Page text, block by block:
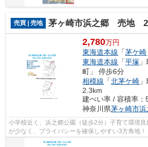
売買 | 売地 茅ヶ崎市浜之郷 売地
2,780万円
東海道本線 「茅ケ崎
東海道本線 「平塚
町」 停歩6分
相模線 「北茅ケ崎
2.3km
建ぺい率 / 容積率：
神奈川県茅ヶ崎市浜
小学校近く、浜之郷公園（徒歩2分）子育て環境
が少なく、プライバシーを確保しやすい3方角地
相談◎建て替えやリフォームとしてご検...